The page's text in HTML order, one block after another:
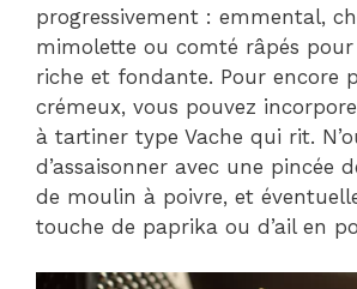
progressivement : emmental,
mimolette ou comté râpés
riche et fondante. Pour encore
crémeux, vous pouvez
à tartiner type Vache qui rit.
d’assaisonner avec une pincée
de moulin à poivre, et
touche de paprika ou d’ail en